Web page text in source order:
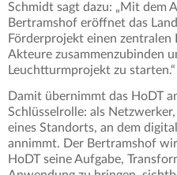
Schmidt sagt dazu: „Mit dem
Bertramshof eröffnet das
Förderprojekt einen
Akteure zusammenzubinden
Leuchtturmprojekt zu starten.“
Damit übernimmt das HoDT
Schlüsselrolle: als
eines Standorts, an dem
annimmt. Der Bertramshof
HoDT seine Aufgabe,